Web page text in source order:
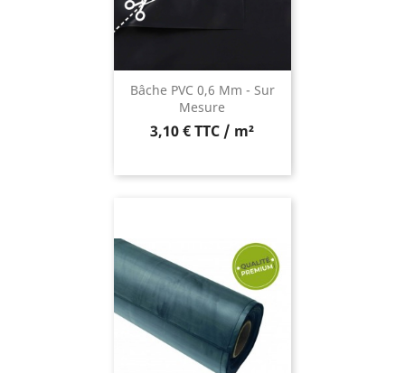
Bâche PVC 0,6 Mm - Sur
Mesure
3,10 € TTC / m²